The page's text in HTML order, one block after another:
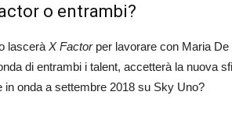
o entrambi?
lascerà X Factorper lavorare con Maria De
di entrambi i talent, accetterà la nuova
in onda a settembre 2018 su Sky Uno?